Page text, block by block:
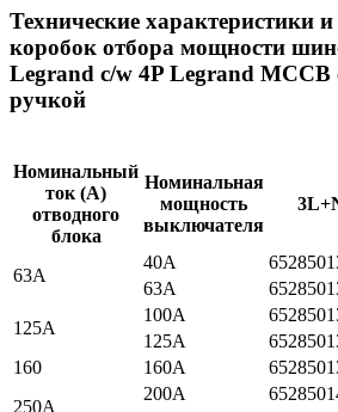
Технические характеристики
коробок отбора мощности
Legrand c/w 4P Legrand MCCB
ручкой
Номинальный
ток (A)
отводного
блока
Номинальная
мощность
выключателя
63A
40A
63A
125A
100A
125A
160
160A
250A
200A